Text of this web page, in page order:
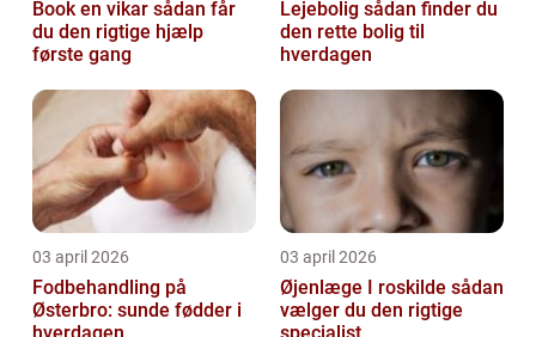
Book en vikar sådan får
du den rigtige hjælp
første gang
Lejebolig sådan finder du
den rette bolig til
hverdagen
03 april 2026
Fodbehandling på
Østerbro: sunde fødder i
03 april 2026
Øjenlæge I roskilde sådan
vælger du den rigtige